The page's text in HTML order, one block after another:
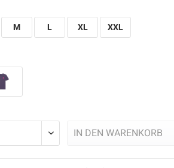
M L XL XXL
IN DEN WARENKORB